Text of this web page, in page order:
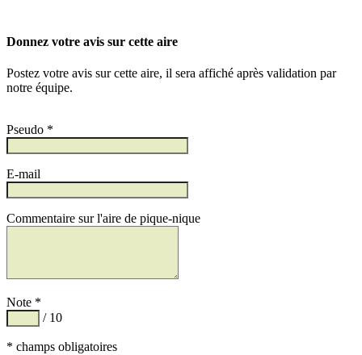
Donnez votre avis sur cette aire
Postez votre avis sur cette aire, il sera affiché après validation par
notre équipe.
Pseudo *
E-mail
Commentaire sur l'aire de pique-nique
Note *
/ 10
* champs obligatoires